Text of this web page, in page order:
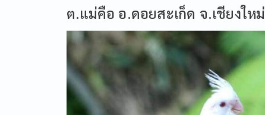
ต.แม่คือ อ.ดอยสะเก็ด จ.เชียงใหม่